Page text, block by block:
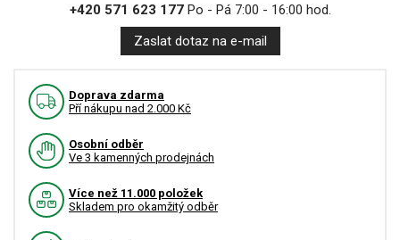
+420 571 623 177Po - Pá 7:00 - 16:00 hod.
Zaslat dotaz na e-mail
Doprava zdarma
Pří nákupu nad 2.000 Kč
Osobní odběr
Ve 3 kamenných prodejnách
Více než 11.000 položek
Skladem pro okamžitý odběr